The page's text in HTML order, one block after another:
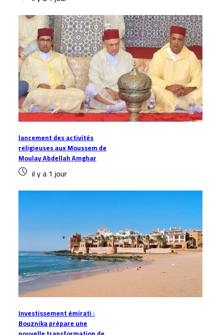
lancement des activités
religieuses aux Moussem de
Moulay Abdellah Amghar
il y a 1 jour
Investissement émirati :
Bouznika prépare une